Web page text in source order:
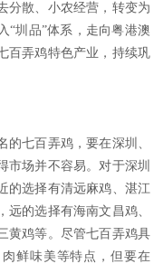
分散、小农经营，转变为
“圳品”体系，走向粤港澳
百弄鸡特色产业，持续巩
七百弄鸡，要在深圳、
市场并不容易。对于深圳
的选择有清远麻鸡、湛江
远的选择有海南文昌鸡、
黄鸡等。尽管七百弄鸡具
鲜味美等特点，但要在